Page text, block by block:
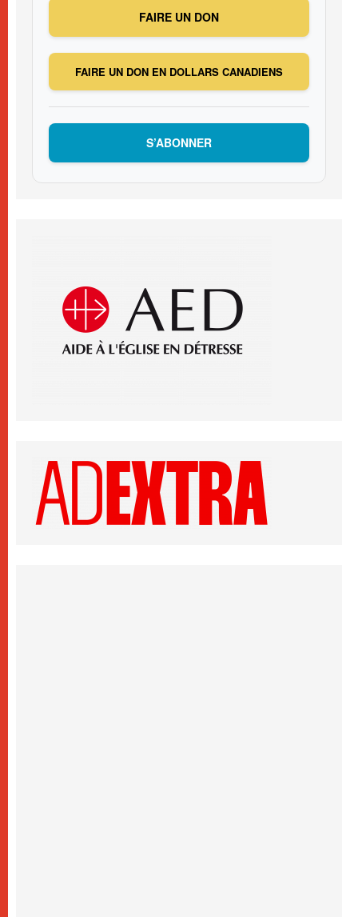
FAIRE UN DON
FAIRE UN DON EN DOLLARS CANADIENS
S’ABONNER